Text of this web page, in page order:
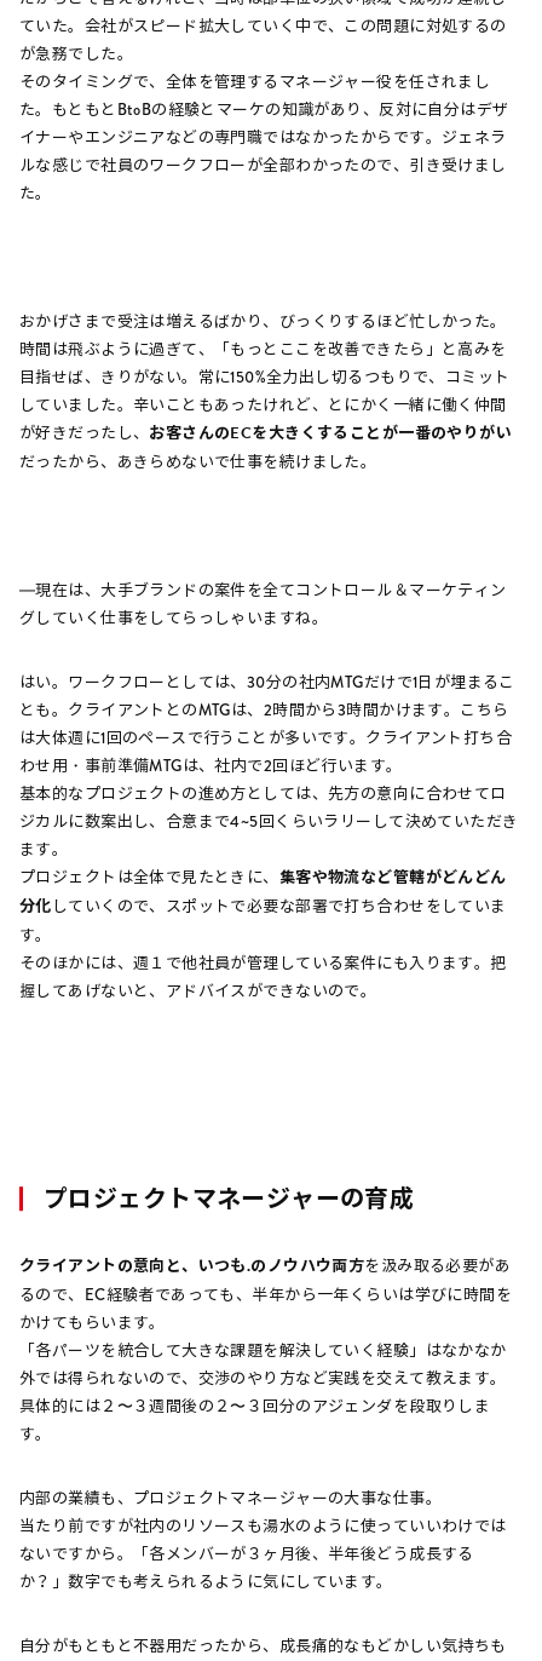
ていた。会社がスピード拡大していく中で、この問題に対処するの
が急務でした。
そのタイミングで、全体を管理するマネージャー役を任されまし
た。もともとBtoBの経験とマーケの知識があり、反対に自分はデザ
イナーやエンジニアなどの専門職ではなかったからです。ジェネラ
ルな感じで社員のワークフローが全部わかったので、引き受けまし
た。
おかげさまで受注は増えるばかり、びっくりするほど忙しかった。
時間は飛ぶように過ぎて、「もっとここを改善できたら」と高みを
目指せば、きりがない。常に150%全力出し切るつもりで、コミット
していました。辛いこともあったけれど、とにかく一緒に働く仲間
が好きだったし、 お客さんのECを大きくすることが一番のやりがい
だったから、あきらめないで仕事を続けました。
―現在は、大手ブランドの案件を全てコントロール＆マーケティン
グしていく仕事をしてらっしゃいますね。
はい。ワークフローとしては、30分の社内MTGだけで1日が埋まるこ
とも。クライアントとのMTGは、2時間から3時間かけます。こちら
は大体週に1回のペースで行うことが多いです。クライアント打ち合
わせ用・事前準備MTGは、社内で2回ほど行います。
基本的なプロジェクトの進め方としては、先方の意向に合わせてロ
ジカルに数案出し、合意まで4~5回くらいラリーして決めていただき
ます。
プロジェクトは全体で見たときに、 集客や物流など管轄がどんどん
分化 していくので、スポットで必要な部署で打ち合わせをしていま
す。
そのほかには、週１で他社員が管理している案件にも入ります。把
握してあげないと、アドバイスができないので。
プロジェクトマネージャーの育成
クライアントの意向と、いつも.のノウハウ両方を汲み取る必要があ
るので、EC経験者であっても、半年から一年くらいは学びに時間を
かけてもらいます。
「各パーツを統合して大きな課題を解決していく経験」はなかなか
外では得られないので、交渉のやり方など実践を交えて教えます。
具体的には２〜３週間後の２〜３回分のアジェンダを段取りしま
す。
内部の業績も、プロジェクトマネージャーの大事な仕事。
当たり前ですが社内のリソースも湯水のように使っていいわけでは
ないですから。「各メンバーが３ヶ月後、半年後どう成長する
か？」数字でも考えられるように気にしています。
自分がもともと不器用だったから、成長痛的なもどかしい気持ちも